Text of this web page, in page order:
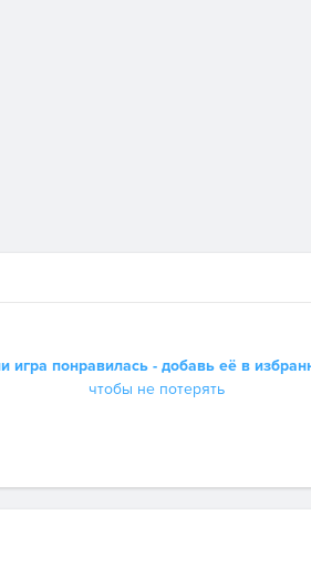
игра понравилась - добавь её в
чтобы не потерять